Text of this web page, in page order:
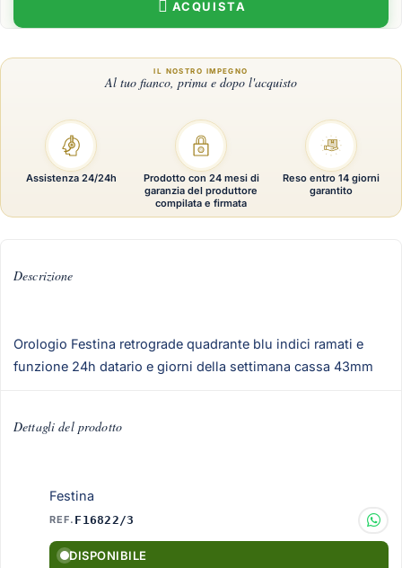
ACQUISTA
Descrizione
Orologio Festina retrograde quadrante blu indici ramati e
funzione 24h datario e giorni della settimana cassa 43mm
Dettagli del prodotto
Festina
REF. F16822/3
DISPONIBILE
Assistenza 24/24h
Prodotto con 24 mesi di
garanzia del produttore
compilata e firmata
Reso entro 14 giorni
garantito